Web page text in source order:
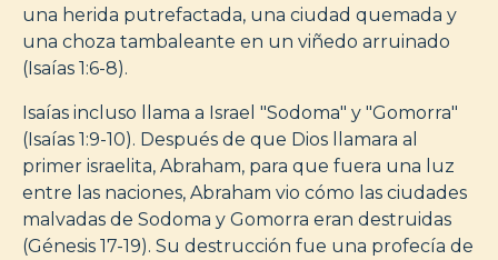
una herida putrefactada, una ciudad quemada y
una choza tambaleante en un viñedo arruinado
(Isaías 1:6-8).
Isaías incluso llama a Israel "Sodoma" y "Gomorra"
(Isaías 1:9-10). Después de que Dios llamara al
primer israelita, Abraham, para que fuera una luz
entre las naciones, Abraham vio cómo las ciudades
malvadas de Sodoma y Gomorra eran destruidas
(Génesis 17-19). Su destrucción fue una profecía de